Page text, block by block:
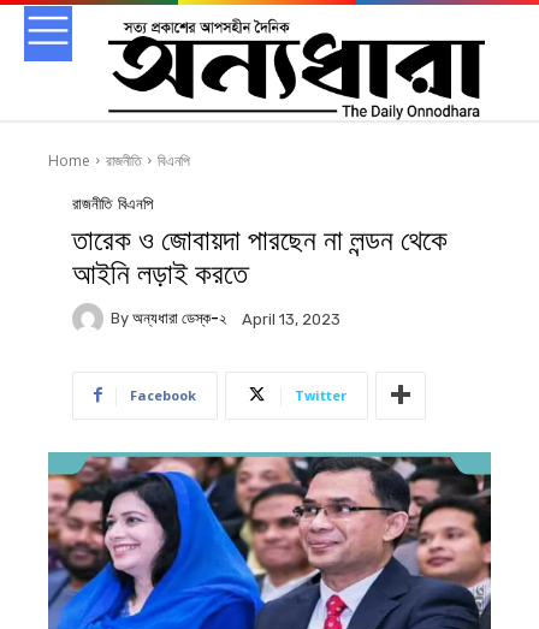
Home রাজনীতি বিএনপি
রাজনীতি বিএনপি
তারেক ও জোবায়দা পারছেন না লন্ডন থেকে
আইনি লড়াই করতে
By অন্যধারা ডেস্ক-২ April 13, 2023
Facebook Twitter